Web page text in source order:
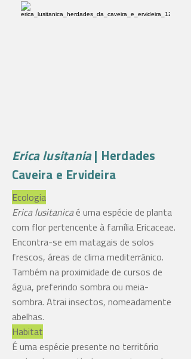
Erica lusitania| Herdades
Caveira e Ervideira
Ecologia
Erica lusitanicaé uma espécie de planta
com flor pertencente à família Ericaceae.
Encontra-se em matagais de solos
frescos, áreas de clima mediterrânico.
Também na proximidade de cursos de
água, preferindo sombra ou meia-
sombra. Atrai insectos, nomeadamente
abelhas.
Habitat
É uma espécie presente no território